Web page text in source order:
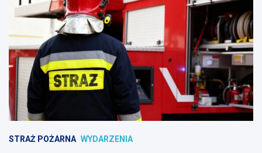
STRAŻ POŻARNA WYDARZENIA